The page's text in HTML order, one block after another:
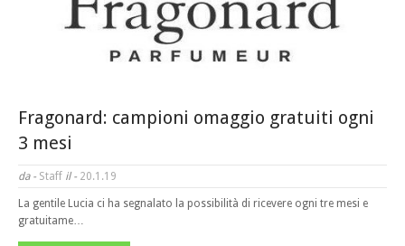
Fragonard: campioni omaggio gratuiti ogni
3 mesi
da - Staff il - 20.1.19
La gentile Lucia ci ha segnalato la possibilità di ricevere ogni tre mesi e
gratuitame…